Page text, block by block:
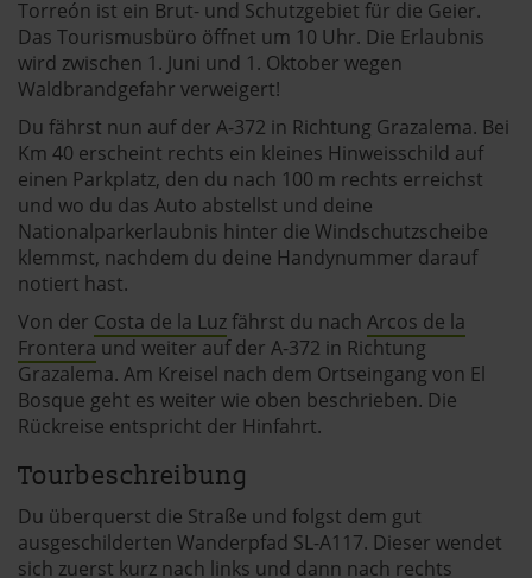
Torreón ist ein Brut- und Schutzgebiet für die Geier.
Das Tourismusbüro öffnet um 10 Uhr. Die Erlaubnis
wird zwischen 1. Juni und 1. Oktober wegen
Waldbrandgefahr verweigert!
Du fährst nun auf der A-372 in Richtung Grazalema. Bei
Km 40 erscheint rechts ein kleines Hinweisschild auf
einen Parkplatz, den du nach 100 m rechts erreichst
und wo du das Auto abstellst und deine
Nationalparkerlaubnis hinter die Windschutzscheibe
klemmst, nachdem du deine Handynummer darauf
notiert hast.
Von der Costa de la Luz fährst du nach Arcos de la
Frontera und weiter auf der A-372 in Richtung
Grazalema. Am Kreisel nach dem Ortseingang von El
Bosque geht es weiter wie oben beschrieben. Die
Rückreise entspricht der Hinfahrt.
Tourbeschreibung
Du überquerst die Straße und folgst dem gut
ausgeschilderten Wanderpfad SL-A117. Dieser wendet
sich zuerst kurz nach links und dann nach rechts